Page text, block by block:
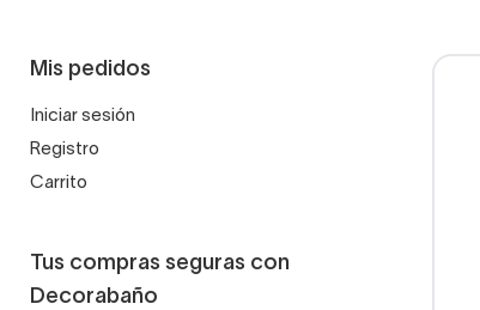
Mis pedidos
Iniciar sesión
Registro
Carrito
Tus compras seguras con
Decorabaño